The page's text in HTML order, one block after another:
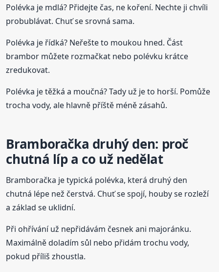
Polévka je mdlá? Přidejte čas, ne koření. Nechte ji chvíli
probublávat. Chuť se srovná sama.
Polévka je řídká? Neřešte to moukou hned. Část
brambor můžete rozmačkat nebo polévku krátce
zredukovat.
Polévka je těžká a moučná? Tady už je to horší. Pomůže
trocha vody, ale hlavně příště méně zásahů.
Bramboračka druhý den: proč
chutná líp a co už nedělat
Bramboračka je typická polévka, která druhý den
chutná lépe než čerstvá. Chuť se spojí, houby se rozleží
a základ se uklidní.
Při ohřívání už nepřidávám česnek ani majoránku.
Maximálně doladím sůl nebo přidám trochu vody,
pokud příliš zhoustla.